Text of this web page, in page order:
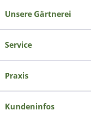
Unsere Gärtnerei
Service
Praxis
Kundeninfos